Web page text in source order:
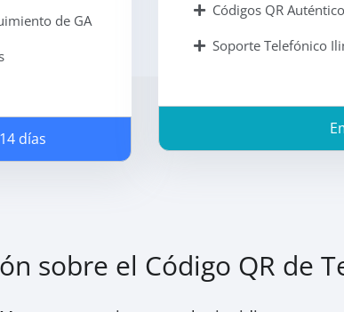
de GA
días
Códigos QR
Soporte Telefónico
sobre el Código QR de